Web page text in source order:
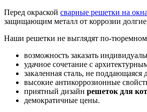
Перед окраской сварные решетки на окна
защищающим металл от коррозии
Наши решетки не выглядят по-
возможность заказать
удачное сочетание с
закаленная сталь, не
высокие антикоррозионные
приятный дизайн решеток для
демократичные цены.